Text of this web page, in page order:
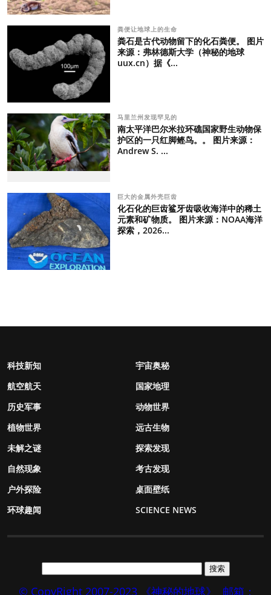
粪便让地球上的生命
粪石是古代动物留下的化石粪便。 图片
来源：弗林德斯大学（神秘的地球
uux.cn）据《...
马里兰州发现罕见的
南太平洋巴尔米拉环礁国家野生动物保
护区的一只红脚鲣鸟。。 图片来源：
Andrew S. ...
巨大的金属外壳巨齿
化石化的巨齿鲨牙齿吸收海洋中的稀土
元素和矿物质。 图片来源：NOAA海洋
探索，2026...
科技新知
宇宙奥秘
航空航天
国家地理
历史军事
动物世界
植物世界
远古生物
未解之谜
探索发现
自然现象
考古发现
户外探险
桌面壁纸
环球趣闻
SCIENCE NEWS
© CopyRight 2007-2023 《神秘的地球》 邮箱：